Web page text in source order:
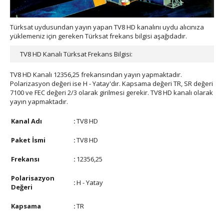
Türksat uydusundan yayın yapan TV8 HD kanalını uydu alıcınıza
yüklemeniz için gereken Türksat frekans bilgisi aşağıdadır.
TV8 HD Kanalı Türksat Frekans Bilgisi:
TV8 HD Kanalı 12356,25 frekansından yayın yapmaktadır.
Polarizasyon değeri ise H - Yatay'dır. Kapsama değeri TR, SR değeri
7100 ve FEC değeri 2/3 olarak girilmesi gerekir. TV8 HD kanalı olarak
yayın yapmaktadır.
Kanal Adı :TV8 HD
Paket İsmi :TV8 HD
Frekansı : 12356,25
Polarisazyon
Değeri
:H - Yatay
Kapsama :TR